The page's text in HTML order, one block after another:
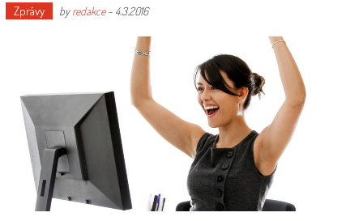
Zprávy byredakce- 4.3.2016